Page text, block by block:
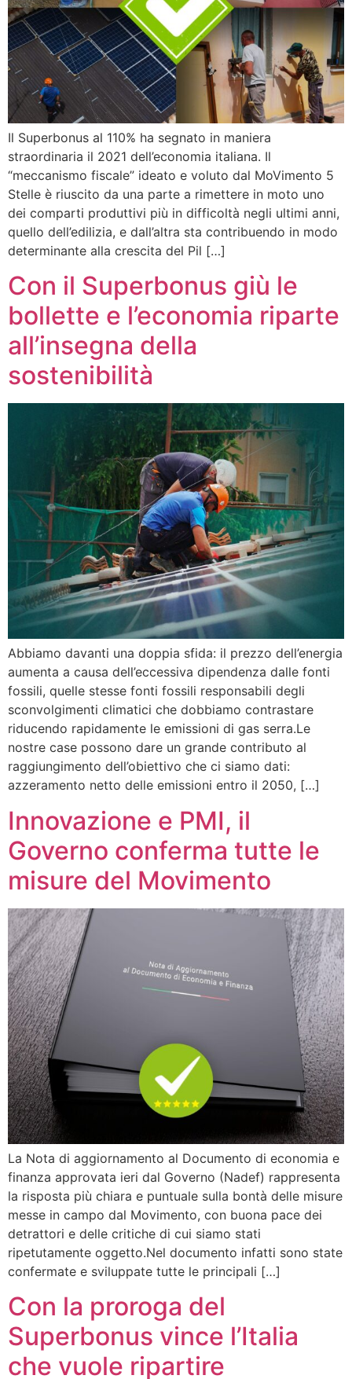
Il Superbonus al 110% ha segnato in maniera
straordinaria il 2021 dell’economia italiana. Il
“meccanismo fiscale” ideato e voluto dal MoVimento 5
Stelle è riuscito da una parte a rimettere in moto uno
dei comparti produttivi più in difficoltà negli ultimi anni,
quello dell’edilizia, e dall’altra sta contribuendo in modo
determinante alla crescita del Pil […]
Con il Superbonus giù le
bollette e l’economia riparte
all’insegna della
sostenibilità
Abbiamo davanti una doppia sfida: il prezzo dell’energia
aumenta a causa dell’eccessiva dipendenza dalle fonti
fossili, quelle stesse fonti fossili responsabili degli
sconvolgimenti climatici che dobbiamo contrastare
riducendo rapidamente le emissioni di gas serra.Le
nostre case possono dare un grande contributo al
raggiungimento dell’obiettivo che ci siamo dati:
azzeramento netto delle emissioni entro il 2050, […]
Innovazione e PMI, il
Governo conferma tutte le
misure del Movimento
La Nota di aggiornamento al Documento di economia e
finanza approvata ieri dal Governo (Nadef) rappresenta
la risposta più chiara e puntuale sulla bontà delle misure
messe in campo dal Movimento, con buona pace dei
detrattori e delle critiche di cui siamo stati
ripetutamente oggetto.Nel documento infatti sono state
confermate e sviluppate tutte le principali […]
Con la proroga del
Superbonus vince l’Italia
che vuole ripartire